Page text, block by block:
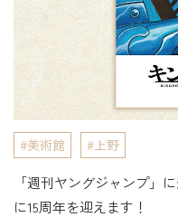
美術館 上野
「週刊ヤングジャンプ」
に15周年を迎えます！